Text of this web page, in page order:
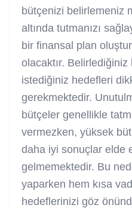
bütçenizi belirlemeniz
altında tutmanızı
bir finansal plan
olacaktır.
istediğiniz hedefleri
gerekmektedir.
bütçeler genellikle
vermezken, yüksek
daha iyi sonuçlar elde
gelmemektedir. Bu
yaparken hem kısa
hedeflerinizi göz